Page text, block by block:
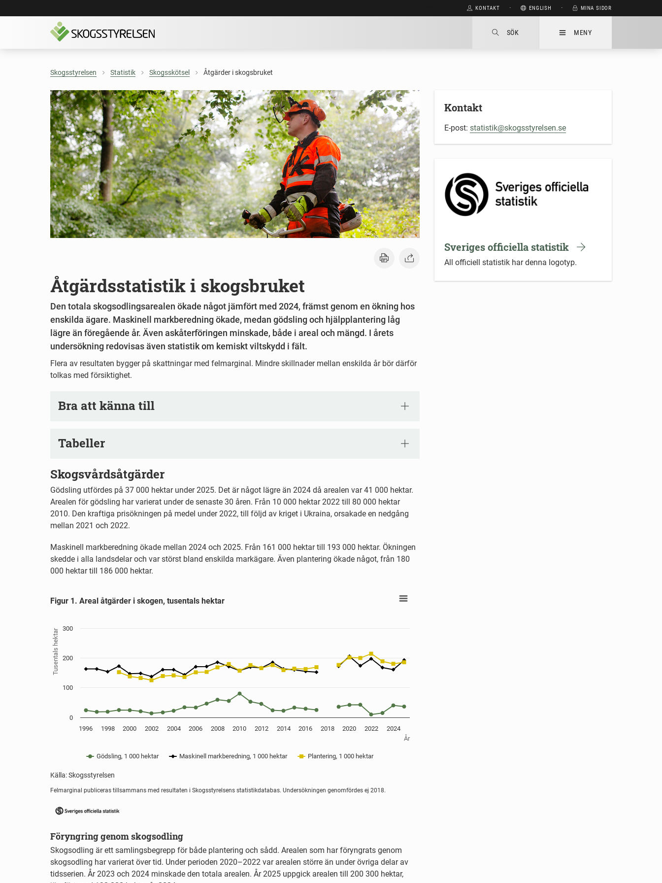
KONTAKT ⋅ ENGLISH ⋅ MINA SIDOR
SÖK MENY
Skogsstyrelsen Statistik Skogsskötsel Åtgärder i skogsbruket
Åtgärdsstatistik i skogsbruket
Den totala skogsodlingsarealen ökade något jämfört med 2024, främst genom en ökning hos
enskilda ägare. Maskinell markberedning ökade, medan gödsling och hjälpplantering låg
lägre än föregående år. Även askåterföringen minskade, både i areal och mängd. I årets
undersökning redovisas även statistik om kemiskt viltskydd i fält.
Flera av resultaten bygger på skattningar med felmarginal. Mindre skillnader mellan enskilda år bör därför
tolkas med försiktighet.
Bra att känna till
Tabeller
Skogsvårdsåtgärder
Gödsling utfördes på 37 000 hektar under 2025. Det är något lägre än 2024 då arealen var 41 000 hektar.
Arealen för gödsling har varierat under de senaste 30 åren. Från 10 000 hektar 2022 till 80 000 hektar
2010. Den kraftiga prisökningen på medel under 2022, till följd av kriget i Ukraina, orsakade en nedgång
mellan 2021 och 2022.
Maskinell markberedning ökade mellan 2024 och 2025. Från 161 000 hektar till 193 000 hektar. Ökningen
skedde i alla landsdelar och var störst bland enskilda markägare. Även plantering ökade något, från 180
000 hektar till 186 000 hektar.
Line chart with 3 lines.
View as data table, Figur 1. Areal åtgärder i skogen, tusentals hektar
The chart has 1 X axis displaying År.
The chart has 1 Y axis displaying Tusentals hektar. Data ranges from 9.9 to 214.4.
År
Tusentals hektar
Figur 1. Areal åtgärder i skogen, tusentals hektar
Källa: Skogsstyrelsen
Gödsling, 1 000 hektar Maskinell markberedning, 1 000 hektar Plantering, 1 000 hektar
1996 1998 2000 2002 2004 2006 2008 2010 2012 2014 2016 2018 2020 2022 2024
0
100
200
300
End of interactive chart.
Felmarginal publiceras tillsammans med resultaten i Skogsstyrelsens statistikdatabas. Undersökningen genomfördes ej 2018.
Föryngring genom skogsodling
Skogsodling är ett samlingsbegrepp för både plantering och sådd. Arealen som har föryngrats genom
skogsodling har varierat över tid. Under perioden 2020–2022 var arealen större än under övriga delar av
tidsserien. År 2023 och 2024 minskade den totala arealen. År 2025 uppgick arealen till 200 300 hektar,
Kontakt
E-post: statistik@skogsstyrelsen.se
Sveriges officiella statistik
All officiell statistik har denna logotyp.